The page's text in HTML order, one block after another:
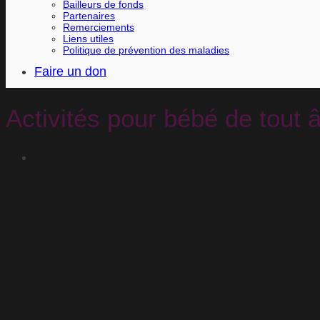
Bailleurs de fonds
Partenaires
Remerciements
Liens utiles
Politique de prévention des maladies
Faire un don
Activités pour bébé de tout